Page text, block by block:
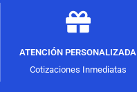
ATENCIÓN PERSONALIZADA
Cotizaciones Inmediatas